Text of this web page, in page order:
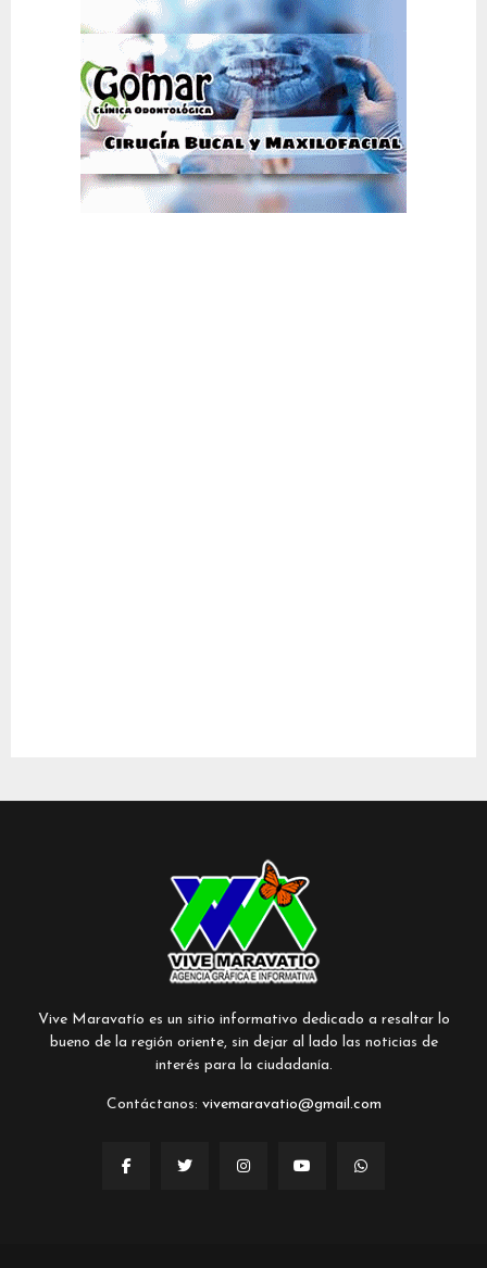
Vive Maravatío es un sitio informativo dedicado a resaltar lo
bueno de la región oriente, sin dejar al lado las noticias de
interés para la ciudadanía.
Contáctanos: vivemaravatio@gmail.com